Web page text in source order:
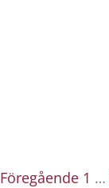
Föregående 1 …